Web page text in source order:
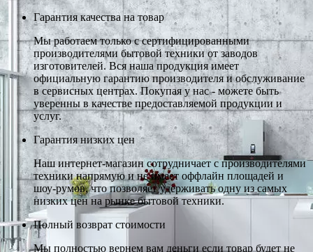
Гарантия качества на товар
Мы работаем только с сертифицированными
производителями бытовой техники от заводов
изготовителей. Вся наша продукция имеет
официальную гарантию производителя и обслуживание
в сервисных центрах. Покупая у нас - можете быть
уверенны в качестве предоставляемой продукции и
услуг.
Гарантия низких цен
Наш интернет-магазин сотрудничает с производителями
техники напрямую и не имеет оффлайн площадей и
шоу-румов, что позволяет удерживать одну из самых
низких цен на рынке бытовой техники.
Полный возврат стоимости
Мы полностью вернем вам деньги если товар будет не